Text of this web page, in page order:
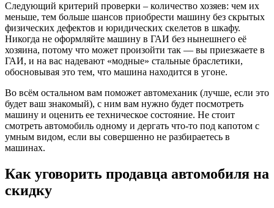
Следующий критерий проверки – количество хозяев: чем их
меньше, тем больше шансов приобрести машину без скрытых
физических дефектов и юридических скелетов в шкафу.
Никогда не оформляйте машину в ГАИ без нынешнего её
хозяина, потому что может произойти так — вы приезжаете в
ГАИ, и на вас надевают «модные» стальные браслетики,
обосновывая это тем, что машина находится в угоне.
Во всём остальном вам поможет автомеханик (лучше, если это
будет ваш знакомый), с ним вам нужно будет посмотреть
машину и оценить ее техническое состояние. Не стоит
смотреть автомобиль одному и дергать что-то под капотом с
умным видом, если вы совершенно не разбираетесь в
машинах.
Как уговорить продавца автомобиля на
скидку